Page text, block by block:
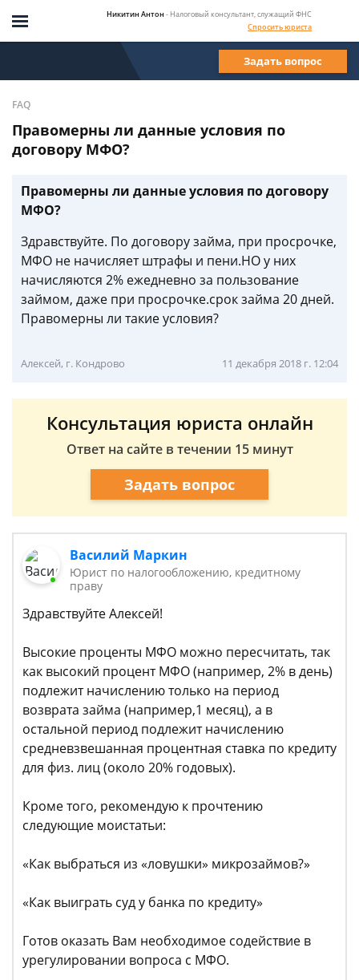
Никитин Антон - Налоговый консультант, служащий ФНС
Спросить юриста
Задать вопрос
FAQ
Правомерны ли данные условия по
договору МФО?
Правомерны ли данные условия по договору
МФО?
Здравствуйте. По договору займа, при просрочке,
МФО не начисляет штрафы и пени.НО у них
начисляются 2% ежедневно за пользование
займом, даже при просрочке.срок займа 20 дней.
Правомерны ли такие условия?
Алексей, г. Кондрово 11 декабря 2018 г. 12:04
Консультация юриста онлайн
Ответ на сайте в течении 15 минут
Задать вопрос
Василий Маркин
Юрист по налогообложению, кредитному
праву
Здравствуйте Алексей!
Высокие проценты МФО можно пересчитать, так
как высокий процент МФО (например, 2% в день)
подлежит начислению только на период
возврата займа (например,1 месяц), а в
остальной период подлежит начислению
средневзвешанная процентная ставка по кредиту
для физ. лиц (около 20% годовых).
Кроме того, рекомендую к прочтению
следующие моистатьи:
«Как выбраться из «ловушки» микрозаймов?»
«Как выиграть суд у банка по кредиту»
Готов оказать Вам необходимое содействие в
урегулировании вопроса с МФО.